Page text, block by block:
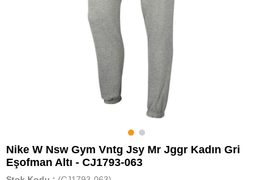
Nike W Nsw Gym Vntg Jsy Mr Jggr Kadın Gri
Eşofman Altı - CJ1793-063